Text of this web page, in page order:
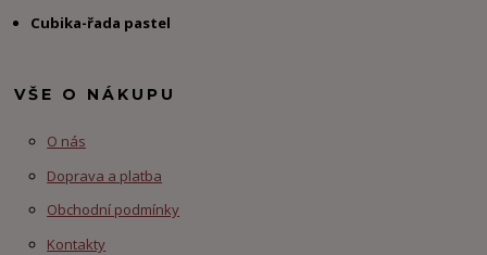
Cubika-řada pastel
VŠE O NÁKUPU
O nás
Doprava a platba
Obchodní podmínky
Kontakty